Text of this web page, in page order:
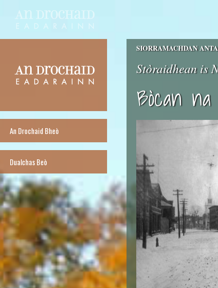
An Drochaid Bheò
Dualchas Beò
SIORRAMACHDAN
Stòraidhean is
Bòcan